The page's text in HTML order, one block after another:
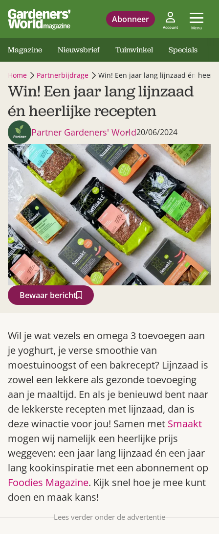
Abonneer
Account Menu
Gardeners’ World 08/2026
Bestel nu
Abonneer
Magazine Nieuwsbrief Tuinwinkel Specials
Home Partnerbijdrage Win! Een jaar lang lijnzaad én
Win! Een jaar lang lijnzaad
én heerlijke recepten
Partner Gardeners' World20/06/2024
Bewaar bericht
Wil je wat vezels en omega 3 toevoegen aan
je yoghurt, je verse smoothie van
moestuinoogst of een bakrecept? Lijnzaad is
zowel een lekkere als gezonde toevoeging
aan je maaltijd. En als je benieuwd bent naar
de lekkerste recepten met lijnzaad, dan is
deze winactie voor jou! Samen met Smaakt
mogen wij namelijk een heerlijke prijs
weggeven: een jaar lang lijnzaad én een jaar
lang kookinspiratie met een abonnement op
Foodies Magazine. Kijk snel hoe je mee kunt
doen en maak kans!
Lees verder onder de advertentie